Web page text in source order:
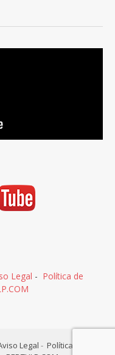
Legal - Política de
Legal - Política de